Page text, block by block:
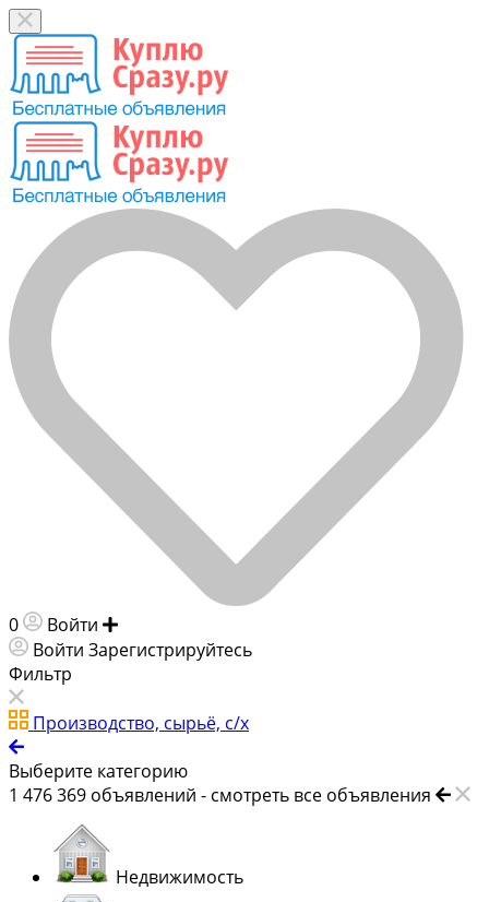
0 Войти
Войти Зарегистрируйтесь
Фильтр
Производство, сырьё, с/х
Выберите категорию
1 476 369 объявлений - смотреть все объявления
Недвижимость